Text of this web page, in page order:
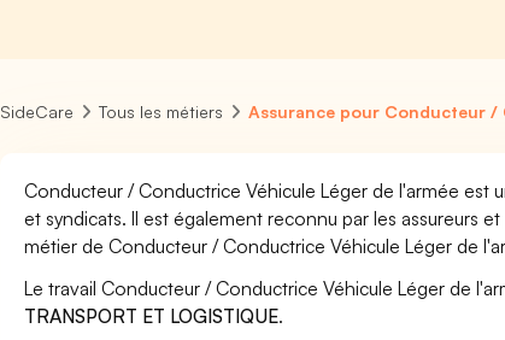
SideCare Tous les métiers Assurance pour Conducteur /
Conducteur / Conductrice Véhicule Léger de l'armée est
et syndicats. Il est également reconnu par les assureurs
métier de Conducteur / Conductrice Véhicule Léger de
Le travail Conducteur / Conductrice Véhicule Léger de
TRANSPORT ET LOGISTIQUE.